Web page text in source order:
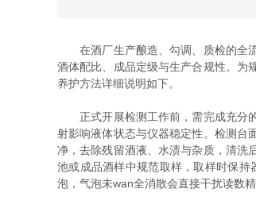
在酒厂生产酿造、勾调、质检的全流
酒体配比、成品定级与生产合规性。为
养护方法详细说明如下。
正式开展检测工作前，需完成充分的
射影响液体状态与仪器稳定性。检测台
净，去除残留酒液、水渍与杂质，清洗
池或成品酒样中规范取样，取样时保
泡，气泡未wan全消散会直接干扰读数精